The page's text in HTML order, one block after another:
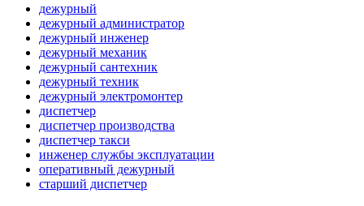
дежурный
дежурный администратор
дежурный инженер
дежурный механик
дежурный сантехник
дежурный техник
дежурный электромонтер
диспетчер
диспетчер производства
диспетчер такси
инженер службы эксплуатации
оперативный дежурный
старший диспетчер